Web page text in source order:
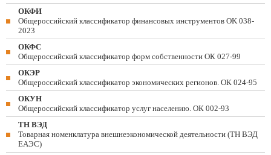
ОКФИ
Общероссийский классификатор финансовых инструментов OK 038-
2023
ОКФС
Общероссийский классификатор форм собственности ОК 027-99
ОКЭР
Общероссийский классификатор экономических регионов. ОК 024-95
ОКУН
Общероссийский классификатор услуг населению. ОК 002-93
ТН ВЭД
Товарная номенклатура внешнеэкономической деятельности (ТН ВЭД
ЕАЭС)